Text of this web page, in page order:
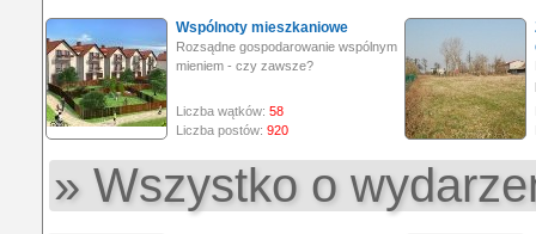
Wspólnoty mieszkaniowe
Rozsądne gospodarowanie wspólnym
mieniem - czy zawsze?
Liczba wątków: 58
Liczba postów: 920
» Wszystko o